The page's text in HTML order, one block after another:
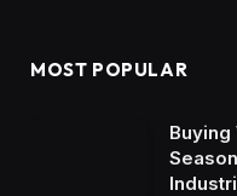
MOST POPULAR
Buying